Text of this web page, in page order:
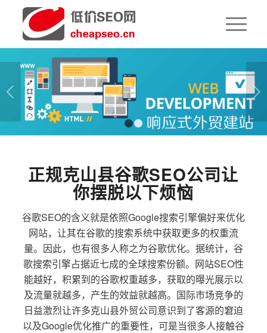
下一页
1 2
正规克山县谷歌SEO公司让
你摆脱以下烦恼
谷歌SEO的含义就是依照Google搜索引擎偏好来优化
网站，让其在谷歌的搜索系统中获取更多的权重流
量。因此，也有很多人称之为谷歌优化。据统计，谷
歌搜索引擎占据近七成的全球搜索份额。网站SEO性
能越好，积累到的谷歌权重越多，获取的曝光展示以
及流量就越多，产生的效益就越高。国际市场竞争的
日益激烈让许多克山县外贸公司意识到了客源的窘迫
以及Google优化推广的重要性，可是当很多人接触谷